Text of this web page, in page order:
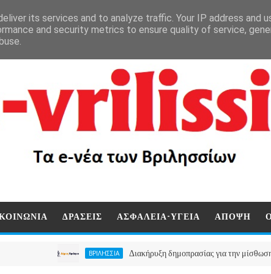
ΔΡΑΣΕΙΣ ΑΣΦΑΛΕΙΑ-ΥΓΕΙΑ ΑΠΟΨΗ
ΒΡΙΛΗΣΣΙΑ Διακήρυξη δημοπρασίας για την μίσθωση
its services and to analyze traffic. Your IP address and
and security metrics to ensure quality of service,